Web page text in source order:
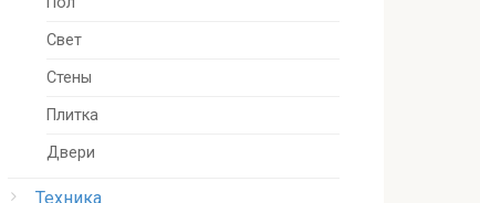
Свет
Стены
Плитка
Двери
Техника